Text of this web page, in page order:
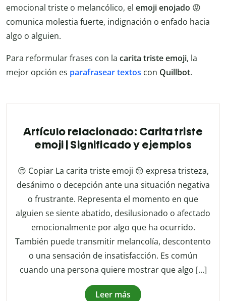
emocional triste o melancólico, el emoji enojado 😡
comunica molestia fuerte, indignación o enfado hacia
algo o alguien.
Para reformular frases con la carita triste emoji, la
mejor opción es parafrasear textos con Quillbot.
Artículo relacionado: Carita triste
emoji | Significado y ejemplos
😔 Copiar La carita triste emoji 😔 expresa tristeza,
desánimo o decepción ante una situación negativa
o frustrante. Representa el momento en que
alguien se siente abatido, desilusionado o afectado
emocionalmente por algo que ha ocurrido.
También puede transmitir melancolía, descontento
o una sensación de insatisfacción. Es común
cuando una persona quiere mostrar que algo […]
Leer más